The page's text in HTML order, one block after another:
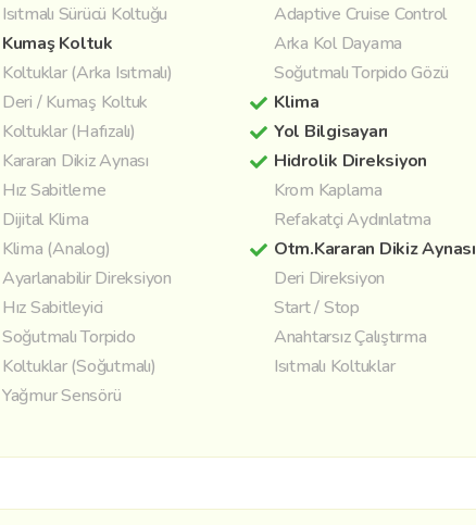
Isıtmalı Sürücü Koltuğu Adaptive Cruise Control
Kumaş Koltuk Arka Kol Dayama
Koltuklar (Arka Isıtmalı) Soğutmalı Torpido Gözü
Deri / Kumaş Koltuk Klima
Koltuklar (Hafızalı) Yol Bilgisayarı
Kararan Dikiz Aynası Hidrolik Direksiyon
Hız Sabitleme Krom Kaplama
Dijital Klima Refakatçi Aydınlatma
Klima (Analog) Otm.Kararan Dikiz Aynası
Ayarlanabilir Direksiyon Deri Direksiyon
Hız Sabitleyici Start / Stop
Soğutmalı Torpido Anahtarsız Çalıştırma
Koltuklar (Soğutmalı) Isıtmalı Koltuklar
Yağmur Sensörü